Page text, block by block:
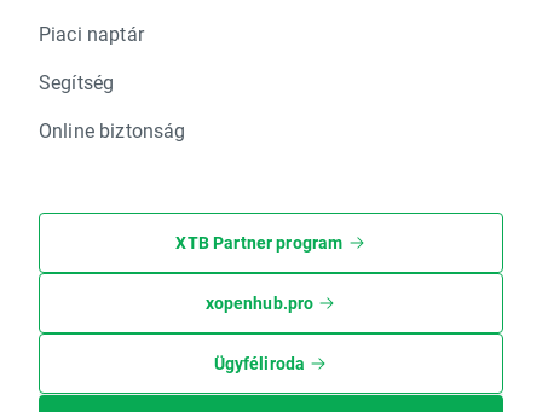
Piaci naptár
Segítség
Online biztonság
XTB Partner program
xopenhub.pro
Ügyféliroda